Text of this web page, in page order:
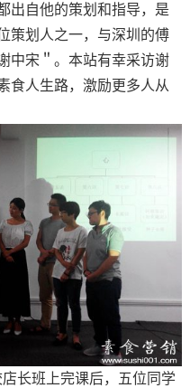
出自他的策划和指导，是
策划人之一，与深圳的傅
中宋＂。本站有幸采访谢
食人生路，激励更多人从
长班上完课后，五位同学